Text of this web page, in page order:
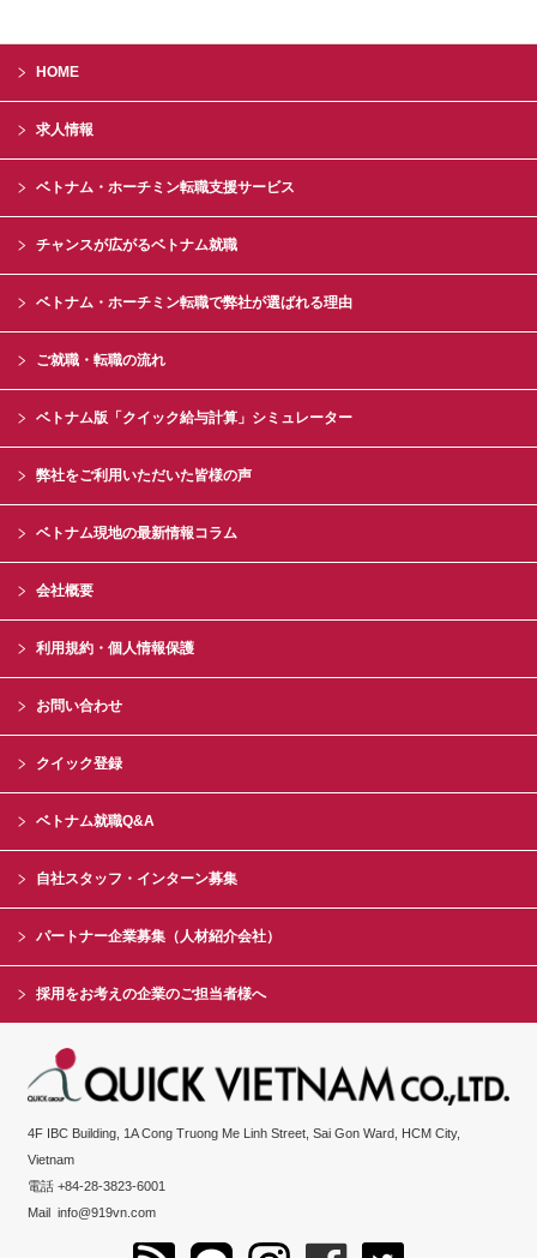
HOME
求人情報
ベトナム・ホーチミン転職支援サービス
チャンスが広がるベトナム就職
ベトナム・ホーチミン転職で弊社が選ばれる理由
ご就職・転職の流れ
ベトナム版「クイック給与計算」シミュレーター
弊社をご利用いただいた皆様の声
ベトナム現地の最新情報コラム
会社概要
利用規約・個人情報保護
お問い合わせ
クイック登録
ベトナム就職Q&A
自社スタッフ・インターン募集
パートナー企業募集（人材紹介会社）
採用をお考えの企業のご担当者様へ
4F IBC Building, 1A Cong Truong Me Linh Street, Sai Gon Ward, HCM City,
Vietnam
電話 +84-28-3823-6001
Mailinfo@919vn.com